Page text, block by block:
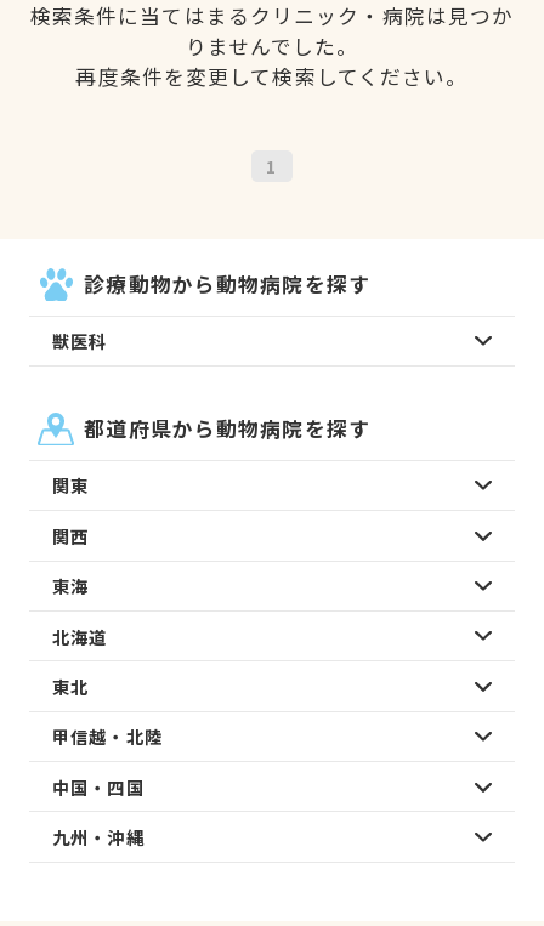
検索条件に当てはまるクリニック・病院は見つか
りませんでした。
再度条件を変更して検索してください。
1
診療動物から動物病院を探す
獣医科
都道府県から動物病院を探す
関東
関西
東海
北海道
東北
甲信越・北陸
中国・四国
九州・沖縄